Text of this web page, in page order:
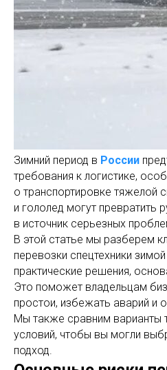
Зимний период в России
требования к логистике,
о транспортировке тяжелой
и гололед могут превратить
в источник серьезных
В этой статье мы разберем
перевозки спецтехники
практические решения,
Это поможет владельцам
простои, избежать аварий и
Мы также сравним варианты
условий, чтобы вы могли
подход.